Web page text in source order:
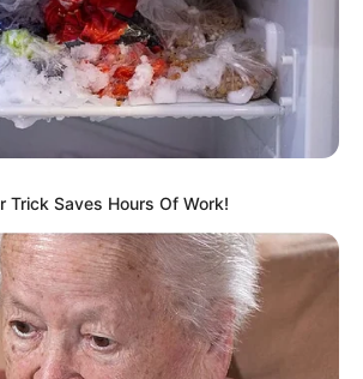
Trick Saves Hours Of Work!